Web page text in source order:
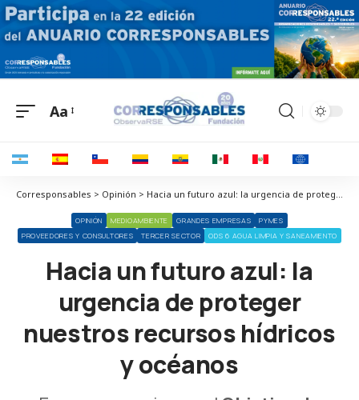
Aa
Corresponsables > Opinión > Hacia un futuro azul: la urgencia de proteger nuestros recursos hídricos y océanos
OPINIÓN MEDIOAMBIENTE GRANDES EMPRESAS
PYMES
PROVEEDORES Y CONSULTORES
TERCER SECTOR ODS 6 AGUA LIMPIA Y SANEAMIENTO
Hacia un futuro azul: la
urgencia de proteger
nuestros recursos hídricos
y océanos